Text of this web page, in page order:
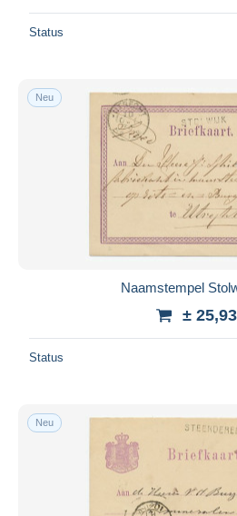
Status
Neu
Naamstempel
±
Status
Neu